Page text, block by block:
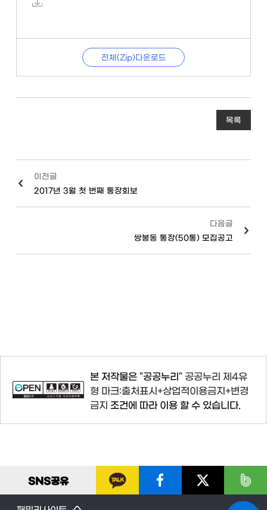
전체(Zip)다운로드
목록
이전글
2017년 3월 첫 번째 통장회보
다음글
쌍봉동 통장(50통) 모집공고
본 저작물은 "공공누리" 공공누리 제4유
형 마크:출처표시+상업적이용금지+변경
금지 조건에 따라 이용 할 수 있습니다.
SNS공유